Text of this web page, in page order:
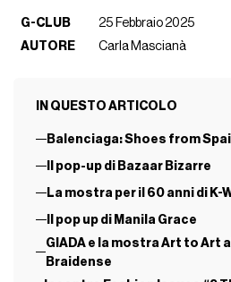
G-CLUB
25 Febbraio 2025
AUTORE
Carla Mascianà
IN QUESTO ARTICOLO
Balenciaga: Shoes from
Il pop-up di Bazaar Bizarre
La mostra per il 60 anni di K-
Il pop up di Manila Grace
GIADA e la mostra Art to Art
Braidense